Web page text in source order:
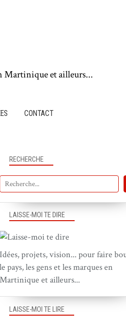
Martinique et ailleurs...
CONTACT
RECHERCHE
LAISSE-MOI TE DIRE
Idées, projets, vision... pour faire
le pays, les gens et les marques en
Martinique et ailleurs...
LAISSE-MOI TE LIRE